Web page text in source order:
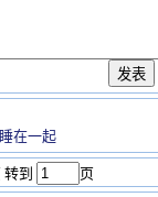
在一起
转到 页